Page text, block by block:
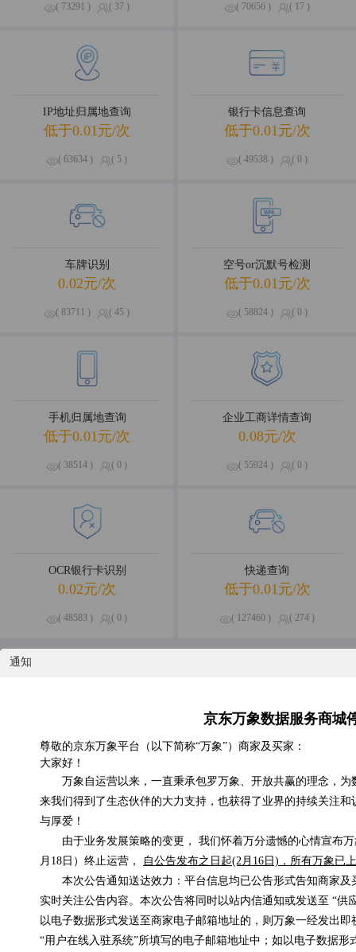
通知
京东万象数据服务商城
尊敬的京东万象平台（以下简称“万象”）商家及买家：
大家好！
万象自运营以来，一直秉承包罗万象、开放共赢的理念，
来我们得到了生态伙伴的大力支持，也获得了业界的持续关注
与厚爱！
由于业务发展策略的变更， 我们怀着万分遗憾的心情宣布
月18日）终止运营，
自公告发布之日起(2月16日)，所有万象已
本次公告通知送达效力：平台信息均已公告形式告知商家
实时关注公告内容。本次公告将同时以站内信通知或发送至 “供
以电子数据形式发送至商家电子邮箱地址的，则万象一经发出
“用户在线入驻系统”所填写的电子邮箱地址中；如以电子数据
( 73291 ) ( 37 ) ( 70656 ) ( 17 )
IP地址归属地查询
低于0.01元/次
( 63634 ) ( 5 )
银行卡信息查询
低于0.01元/次
( 49538 ) ( 0 )
车牌识别
0.02元/次
( 83711 ) ( 45 )
空号or沉默号检测
低于0.01元/次
( 58824 ) ( 0 )
手机归属地查询
低于0.01元/次
( 38514 ) ( 0 )
企业工商详情查询
0.08元/次
( 55924 ) ( 0 )
OCR银行卡识别
0.02元/次
( 48583 ) ( 0 )
快递查询
低于0.01元/次
( 127460 ) ( 274 )
特惠专区
低于0.01元/次
手机在网时长
0.3元/次
在线支付信息补单
0.1元/次